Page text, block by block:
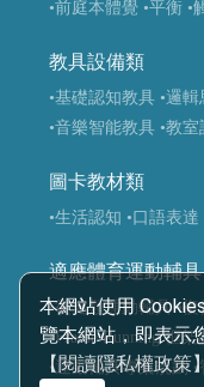
本網站使用
覽本網站，即表示
【閱讀隱私權政策
•前庭本體覺 •平衡 •
教具設備類
•基礎認知教具 •邏
•音樂智能教具 •教
圖卡教材類
•生活認知 •口語表達
適應體育運動輔具
•復健類運動輔具 •
•Frame Running 框
•運動輔具專案規劃